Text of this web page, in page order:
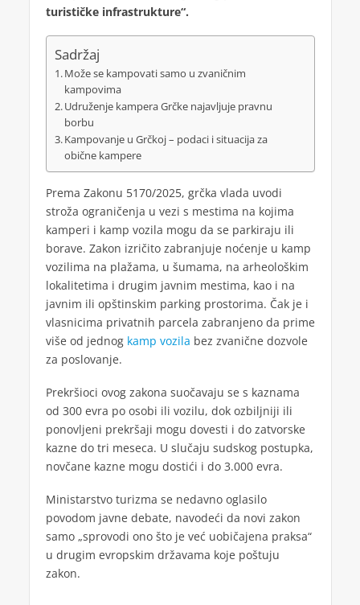
turističke infrastrukture“.
Sadržaj
Može se kampovati samo u zvaničnim
kampovima
Udruženje kampera Grčke najavljuje pravnu
borbu
Kampovanje u Grčkoj – podaci i situacija za
obične kampere
Prema Zakonu 5170/2025, grčka vlada uvodi
stroža ograničenja u vezi s mestima na kojima
kamperi i kamp vozila mogu da se parkiraju ili
borave. Zakon izričito zabranjuje noćenje u kamp
vozilima na plažama, u šumama, na arheološkim
lokalitetima i drugim javnim mestima, kao i na
javnim ili opštinskim parking prostorima. Čak je i
vlasnicima privatnih parcela zabranjeno da prime
više od jednog kamp vozila bez zvanične dozvole
za poslovanje.
Prekršioci ovog zakona suočavaju se s kaznama
od 300 evra po osobi ili vozilu, dok ozbiljniji ili
ponovljeni prekršaji mogu dovesti i do zatvorske
kazne do tri meseca. U slučaju sudskog postupka,
novčane kazne mogu dostići i do 3.000 evra.
Ministarstvo turizma se nedavno oglasilo
povodom javne debate, navodeći da novi zakon
samo „sprovodi ono što je već uobičajena praksa“
u drugim evropskim državama koje poštuju
zakon.